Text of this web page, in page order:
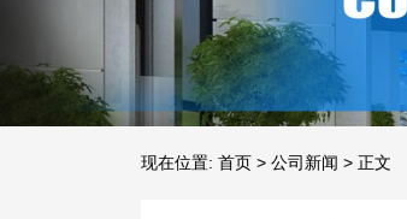
现在位置: 首页 > 公司新闻 > 正文